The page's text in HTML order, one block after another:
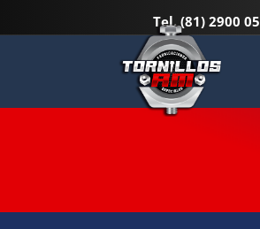
Tel.(81) 2900
OPRESOR